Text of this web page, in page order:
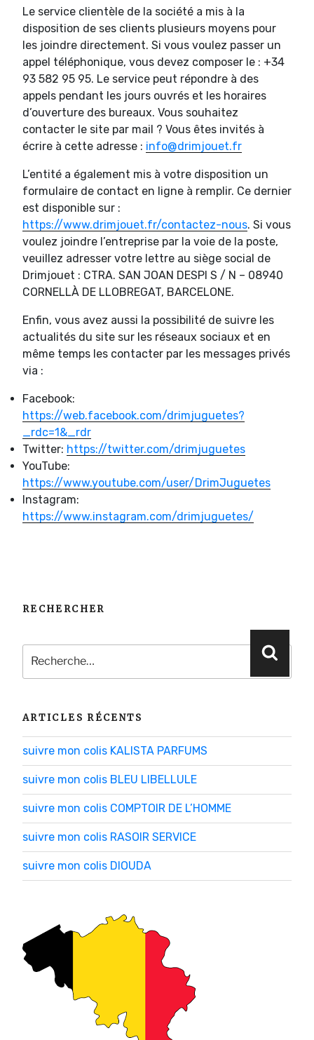
Le service clientèle de la société a mis à la
disposition de ses clients plusieurs moyens pour
les joindre directement. Si vous voulez passer un
appel téléphonique, vous devez composer le : +34
93 582 95 95. Le service peut répondre à des
appels pendant les jours ouvrés et les horaires
d’ouverture des bureaux. Vous souhaitez
contacter le site par mail ? Vous êtes invités à
écrire à cette adresse : info@drimjouet.fr
L’entité a également mis à votre disposition un
formulaire de contact en ligne à remplir. Ce dernier
est disponible sur :
https://www.drimjouet.fr/contactez-nous. Si vous
voulez joindre l’entreprise par la voie de la poste,
veuillez adresser votre lettre au siège social de
Drimjouet : CTRA. SAN JOAN DESPI S / N – 08940
CORNELLÀ DE LLOBREGAT, BARCELONE.
Enfin, vous avez aussi la possibilité de suivre les
actualités du site sur les réseaux sociaux et en
même temps les contacter par les messages privés
via :
Facebook:
https://web.facebook.com/drimjuguetes?
_rdc=1&_rdr
Twitter: https://twitter.com/drimjuguetes
YouTube:
https://www.youtube.com/user/DrimJuguetes
Instagram:
https://www.instagram.com/drimjuguetes/
RECHERCHER
Recherche
pour
:
ARTICLES RÉCENTS
suivre mon colis KALISTA PARFUMS
suivre mon colis BLEU LIBELLULE
suivre mon colis COMPTOIR DE L’HOMME
suivre mon colis RASOIR SERVICE
suivre mon colis DIOUDA